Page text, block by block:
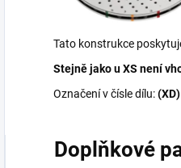
Tato konstrukce
Stejně jako u XS není
Označení v čísle dílu:(XD)
Doplňkové